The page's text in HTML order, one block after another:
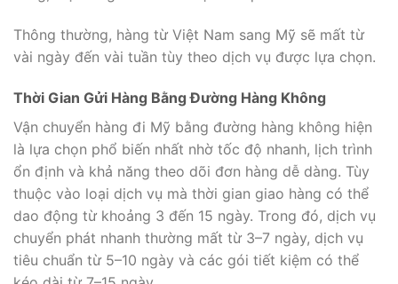
Thông thường, hàng từ Việt Nam sang Mỹ sẽ mất từ
vài ngày đến vài tuần tùy theo dịch vụ được lựa chọn.
Thời Gian Gửi Hàng Bằng Đường Hàng Không
Vận chuyển hàng đi Mỹ bằng đường hàng không hiện
là lựa chọn phổ biến nhất nhờ tốc độ nhanh, lịch trình
ổn định và khả năng theo dõi đơn hàng dễ dàng. Tùy
thuộc vào loại dịch vụ mà thời gian giao hàng có thể
dao động từ khoảng 3 đến 15 ngày. Trong đó, dịch vụ
chuyển phát nhanh thường mất từ 3–7 ngày, dịch vụ
tiêu chuẩn từ 5–10 ngày và các gói tiết kiệm có thể